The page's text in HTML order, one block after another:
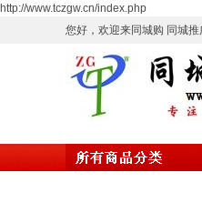
http://www.tczgw.cn/index.php
您好，欢迎来同城购 同城推
所有商品分类